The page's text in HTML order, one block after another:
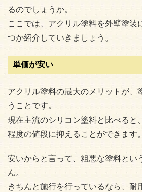
るのでしょうか。
ここでは、アクリル塗料を外壁塗装
つか紹介していきましょう。
単価が安い
アクリル塗料の最大のメリットが、
うことです。
現在主流のシリコン塗料と比べると
程度の値段に抑えることができます。
安いからと言って、粗悪な塗料とい
ん。
きちんと施行を行っているなら、耐